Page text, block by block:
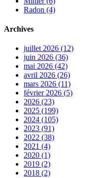
Radon (4)
Archives
juillet 2026 (12)
juin 2026 (36)
mai 2026 (42)
avril 2026 (26)
mars 2026 (11)
février 2026 (5)
2026 (23)
2025 (199)
2024 (105)
2023 (91)
2022 (38)
2021 (4)
2020 (1)
2019 (2)
2018 (2)